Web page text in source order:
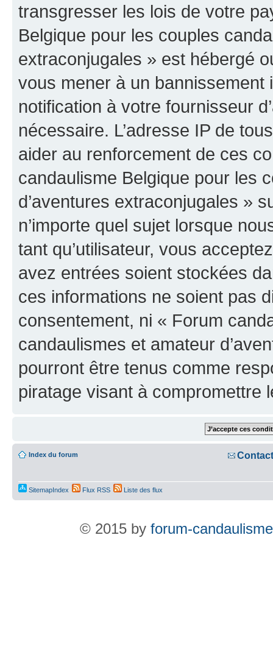
transgresser les lois de votre
Belgique pour les couples
extraconjugales » est hébergé
vous mener à un
notification à votre fournisseur
nécessaire. L’adresse IP de
aider au renforcement de ces
candaulisme Belgique pour les
d’aventures extraconjugales »
n’importe quel sujet lorsque
tant qu’utilisateur, vous
avez entrées soient stockées
ces informations ne soient pas
consentement, ni « Forum
candaulismes et amateur
pourront être tenus comme
piratage visant à compromettre
Index du forum Contact
SitemapIndex Flux RSS Liste des flux
© 2015 by forum-